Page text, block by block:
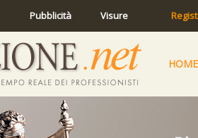
Pubblicità Visure
HOME